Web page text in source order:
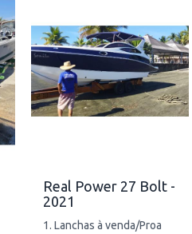
Real Power 27 Bolt -
2021
1. Lanchas à venda/Proa